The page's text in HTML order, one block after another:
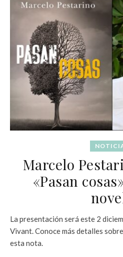
Marcelo
«Pasan
La presentación será este 2
Vivant. Conoce más detalles
esta nota.